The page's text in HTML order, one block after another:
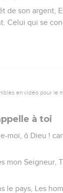
de son argent,
Celui qui se
en vidéo pour le
à toi
moi, ô Dieu !
mon Seigneur,
le pays, Les